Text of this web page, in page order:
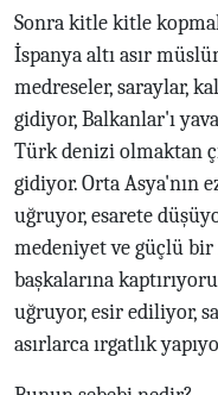
Sonra kitle kitle
İspanya altı asır
medreseler, saraylar,
gidiyor, Balkanlar'ı
Türk denizi olmaktan
gidiyor. Orta Asya'nın
uğruyor, esarete
medeniyet ve güçlü
başkalarına
uğruyor, esir ediliyor,
asırlarca ırgatlık